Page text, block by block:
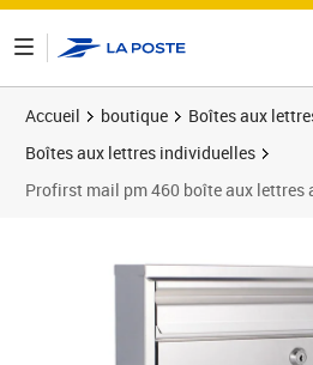
Accueil boutique
Boîtes aux
Boîtes aux lettres individuelles
Profirst mail pm 460 boîte aux lettres